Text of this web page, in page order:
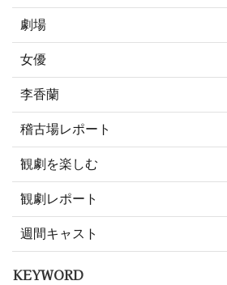
劇場
女優
李香蘭
稽古場レポート
観劇を楽しむ
観劇レポート
週間キャスト
KEYWORD